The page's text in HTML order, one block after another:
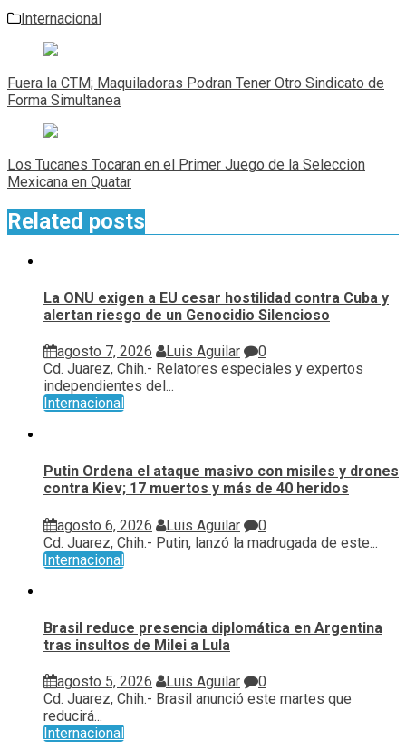
Internacional
Navegación
de
entradas
Fuera la CTM; Maquiladoras Podran Tener Otro Sindicato de
Forma Simultanea
Los Tucanes Tocaran en el Primer Juego de la Seleccion
Mexicana en Quatar
Related posts
La ONU exigen a EU cesar hostilidad contra Cuba y
alertan riesgo de un Genocidio Silencioso
agosto 7, 2026 Luis Aguilar
0
Cd. Juarez, Chih.- Relatores especiales y expertos
independientes del...
Internacional
Putin Ordena el ataque masivo con misiles y drones
contra Kiev; 17 muertos y más de 40 heridos
agosto 6, 2026 Luis Aguilar
0
Cd. Juarez, Chih.- Putin, lanzó la madrugada de este...
Internacional
Brasil reduce presencia diplomática en Argentina
tras insultos de Milei a Lula
agosto 5, 2026 Luis Aguilar
0
Cd. Juarez, Chih.- Brasil anunció este martes que
reducirá...
Internacional